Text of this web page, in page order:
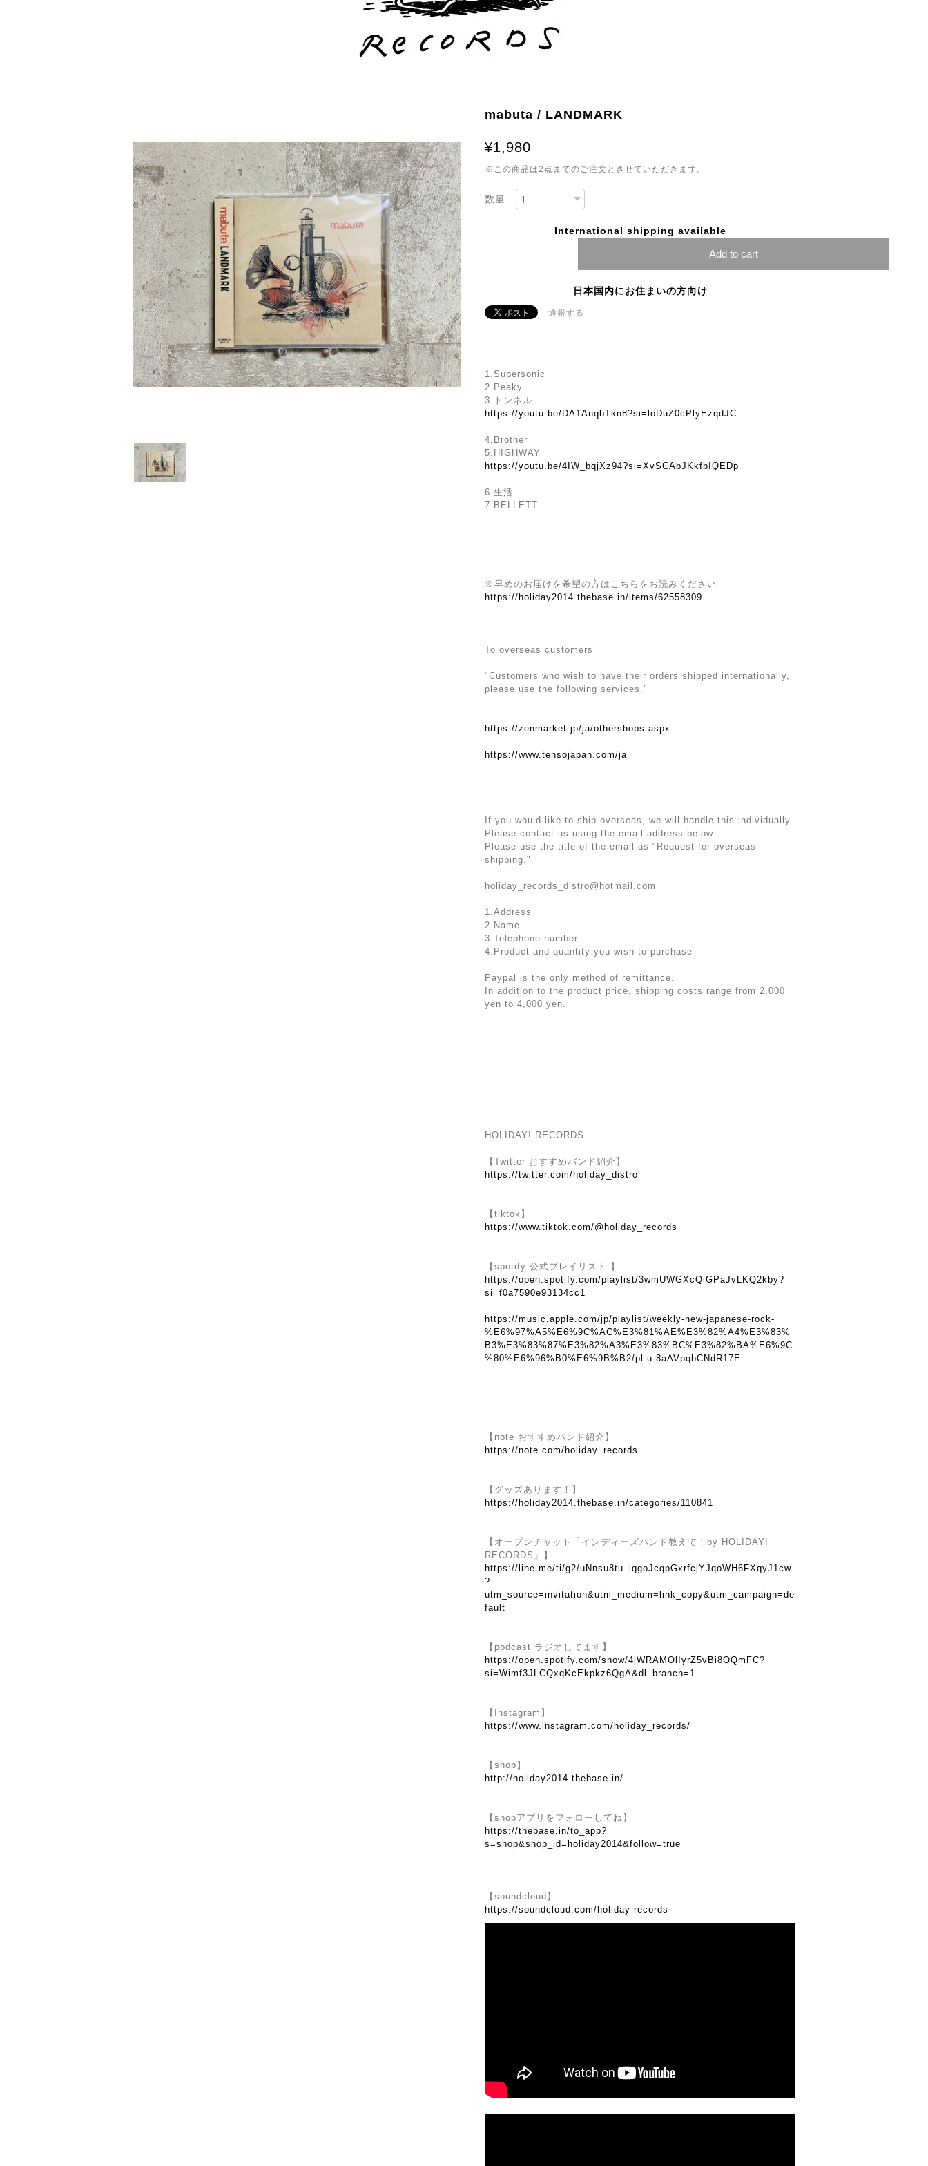
mabuta / LANDMARK
¥1,980
※この商品は2点までのご注文とさせていただきます。
数量
International shipping available
Add to cart
日本国内にお住まいの方向け
通報する
1.Supersonic
2.Peaky
3.トンネル
https://youtu.be/DA1AnqbTkn8?si=loDuZ0cPlyEzqdJC
4.Brother
5.HIGHWAY
https://youtu.be/4IW_bqjXz94?si=XvSCAbJKkfbIQEDp
6.生活
7.BELLETT
※早めのお届けを希望の方はこちらをお読みください
https://holiday2014.thebase.in/items/62558309
To overseas customers
"Customers who wish to have their orders shipped internationally,
please use the following services."
https://zenmarket.jp/ja/othershops.aspx
https://www.tensojapan.com/ja
If you would like to ship overseas, we will handle this individually.
Please contact us using the email address below.
Please use the title of the email as "Request for overseas
shipping."
holiday_records_distro@hotmail.com
1.Address
2.Name
3.Telephone number
4.Product and quantity you wish to purchase
Paypal is the only method of remittance.
In addition to the product price, shipping costs range from 2,000
yen to 4,000 yen.
HOLIDAY! RECORDS
【Twitter おすすめバンド紹介】
https://twitter.com/holiday_distro
【tiktok】
https://www.tiktok.com/@holiday_records
【spotify 公式プレイリスト 】
https://open.spotify.com/playlist/3wmUWGXcQiGPaJvLKQ2kby?
si=f0a7590e93134cc1
https://music.apple.com/jp/playlist/weekly-new-japanese-rock-
%E6%97%A5%E6%9C%AC%E3%81%AE%E3%82%A4%E3%83%
B3%E3%83%87%E3%82%A3%E3%83%BC%E3%82%BA%E6%9C
%80%E6%96%B0%E6%9B%B2/pl.u-8aAVpqbCNdR17E
【note おすすめバンド紹介】
https://note.com/holiday_records
【グッズあります！】
https://holiday2014.thebase.in/categories/110841
【オープンチャット「インディーズバンド教えて！by HOLIDAY!
RECORDS」】
https://line.me/ti/g2/uNnsu8tu_iqgoJcqpGxrfcjYJqoWH6FXqyJ1cw
?
utm_source=invitation&utm_medium=link_copy&utm_campaign=de
fault
【podcast ラジオしてます】
https://open.spotify.com/show/4jWRAMOlIyrZ5vBi8OQmFC?
si=Wimf3JLCQxqKcEkpkz6QgA&dl_branch=1
【Instagram】
https://www.instagram.com/holiday_records/
【shop】
http://holiday2014.thebase.in/
【shopアプリをフォローしてね】
https://thebase.in/to_app?
s=shop&shop_id=holiday2014&follow=true
【soundcloud】
https://soundcloud.com/holiday-records